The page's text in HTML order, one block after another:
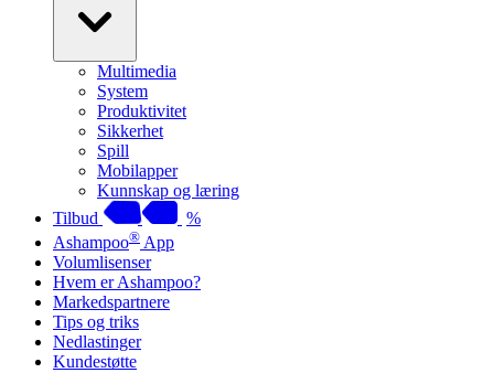
Multimedia
System
Produktivitet
Sikkerhet
Spill
Mobilapper
Kunnskap og læring
Tilbud
%
Ashampoo® App
Volumlisenser
Hvem er Ashampoo?
Markedspartnere
Tips og triks
Nedlastinger
Kundestøtte